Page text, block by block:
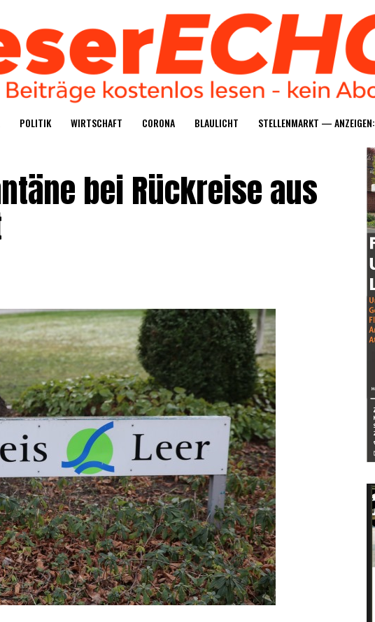
POLI­TIK WIRT­SCHAFT CORO­NA BLAU­LICHT STEL­LEN­MARKT — ANZEIGEN:
bei Rück­rei­se aus